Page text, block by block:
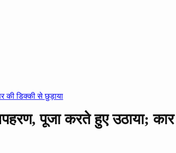
की डिक्की से छुड़ाया
पूजा करते हुए उठाया;